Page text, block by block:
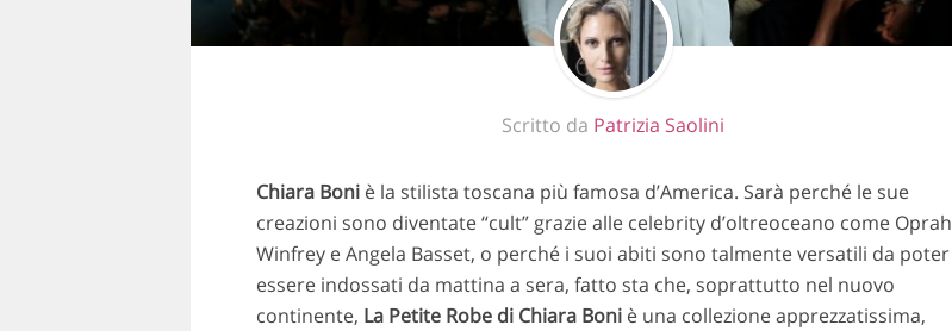
Scritto da Patrizia Saolini
Chiara Boniè la stilista toscana più famosa d’America. Sarà perché le sue
creazioni sono diventate “cult” grazie alle celebrity d’oltreoceano come Oprah
Winfrey e Angela Basset, o perché i suoi abiti sono talmente versatili da poter
essere indossati da mattina a sera, fatto sta che, soprattutto nel nuovo
continente, La Petite Robe di Chiara Boniè una collezione apprezzatissima,